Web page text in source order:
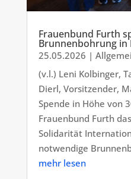
Frauenbund Furth
Brunnenbohrung in
25.05.2026 |
(v.l.) Leni Kolbinger,
Dierl, Vorsitzender,
Spende in Höhe von
Frauenbund Furth
Solidarität
notwendige
mehr lesen